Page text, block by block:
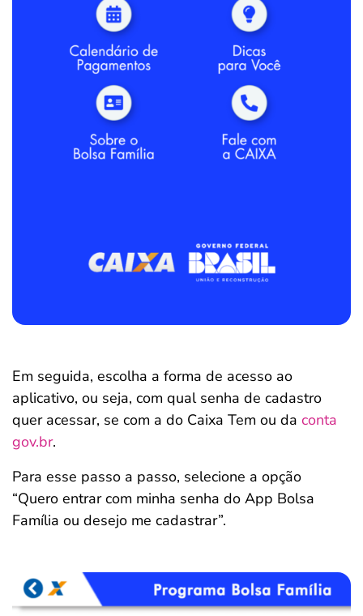
Em seguida, escolha a forma de acesso ao
aplicativo, ou seja, com qual senha de cadastro
quer acessar, se com a do Caixa Tem ou da conta
gov.br.
Para esse passo a passo, selecione a opção
“Quero entrar com minha senha do App Bolsa
Família ou desejo me cadastrar”.